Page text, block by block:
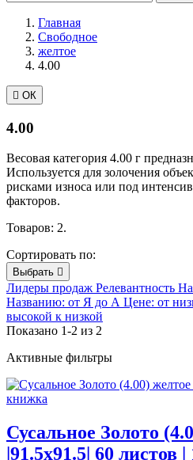
Главная
Свободное
желтое
4.00
 ОК
4.00
Весовая категория 4.00 г
Используется для золочения
рисками износа или под
факторов.
Товаров: 2.
Сортировать по:
Выбрать 
Лидеры продаж Релевантность
Названию: от Я до А Цене: от
высокой к низкой
Показано 1-2 из 2
Активные фильтры
Сусальное Золото
|91.5х91.5| 60 листов